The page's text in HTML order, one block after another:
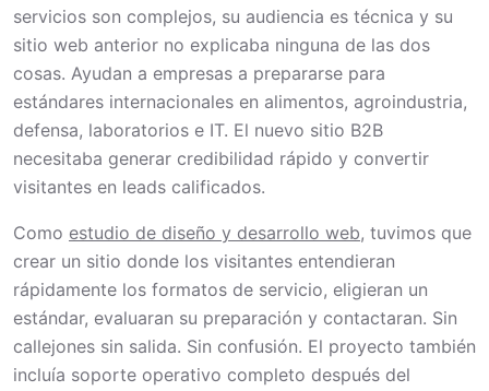
servicios son complejos, su audiencia es técnica y su
sitio web anterior no explicaba ninguna de las dos
cosas. Ayudan a empresas a prepararse para
estándares internacionales en alimentos, agroindustria,
defensa, laboratorios e IT. El nuevo sitio B2B
necesitaba generar credibilidad rápido y convertir
visitantes en leads calificados.
Como estudio de diseño y desarrollo web, tuvimos que
crear un sitio donde los visitantes entendieran
rápidamente los formatos de servicio, eligieran un
estándar, evaluaran su preparación y contactaran. Sin
callejones sin salida. Sin confusión. El proyecto también
incluía soporte operativo completo después del